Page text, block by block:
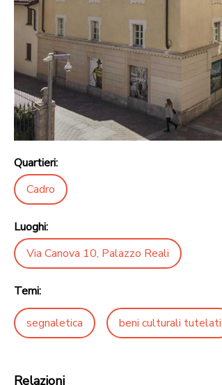
Quartieri:
Cadro
Luoghi:
Via Canova 10, Palazzo Reali
Temi:
segnaletica beni culturali tutelati
Relazioni